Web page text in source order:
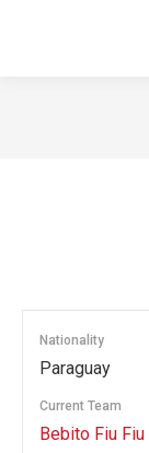
Nationality
Paraguay
Current Team
Bebito Fiu Fiu